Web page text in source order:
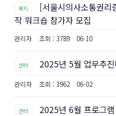
복지
[서울시의사소통권리
작 워크숍 참가자 모집
관리자 조회 : 3789 06-10
센터 2025년 5월 업무추
관리자 조회 : 3962 06-02
센터 2025년 6월 프로그